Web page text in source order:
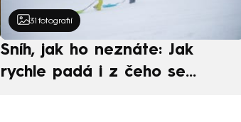
31 fotografií
Sníh, jak ho neznáte: Jak
rychle padá i z čeho se